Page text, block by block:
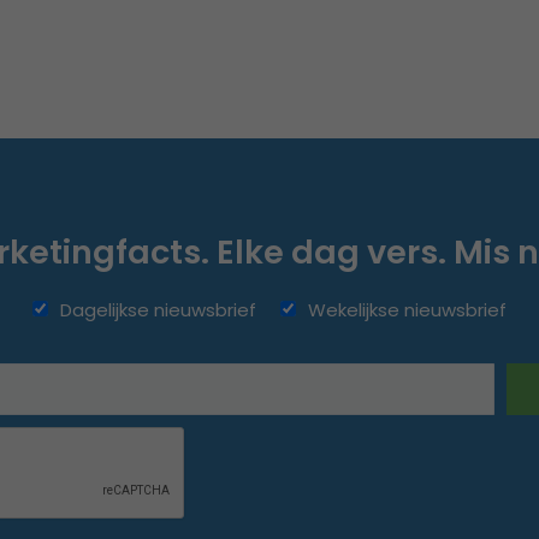
Elke dag vers. Mis
Dagelijkse nieuwsbrief Wekelijkse nieuwsbrief